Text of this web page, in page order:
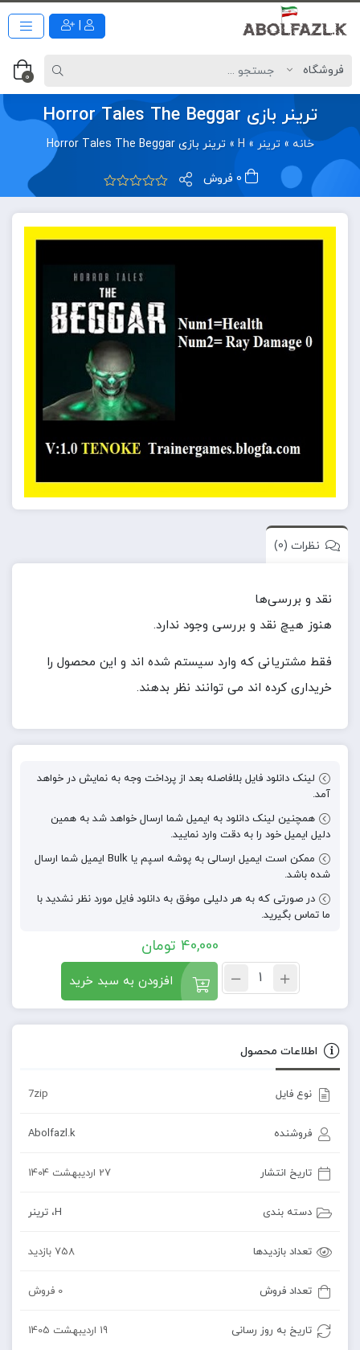
0
ترینر بازی Horror Tales The Beggar
خانه »ترینر »
H
»ترینر بازی Horror Tales The Beggar
نظرات (0)
نقد و بررسی‌ها
هنوز هیچ نقد و بررسی وجود ندارد.
فقط مشتریانی که وارد سیستم شده اند و این محصول را
خریداری کرده اند می توانند نظر بدهند.
لینک دانلود فایل بلافاصله بعد از پرداخت وجه به نمایش در خواهد
آمد.
همچنین لینک دانلود به ایمیل شما ارسال خواهد شد به همین
دلیل ایمیل خود را به دقت وارد نمایید.
ممکن است ایمیل ارسالی به پوشه اسپم یا Bulk ایمیل شما ارسال
شده باشد.
در صورتی که به هر دلیلی موفق به دانلود فایل مورد نظر نشدید با
ما تماس بگیرید.
40,000 تومان
افزودن به سبد خرید
اطلاعات محصول
نوع فایل 7zip
فروشنده Abolfazl.k
تاریخ انتشار 27 اردیبهشت 1404
دسته بندی H، ترینر
تعداد بازدیدها 758 بازدید
تعداد فروش 0 فروش
تاریخ به روز رسانی 19 اردیبهشت 1405